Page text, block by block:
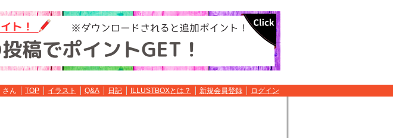
さん TOP イラスト Q&A 日記 ILLUSTBOXとは？ 新規会員登録 ログイン